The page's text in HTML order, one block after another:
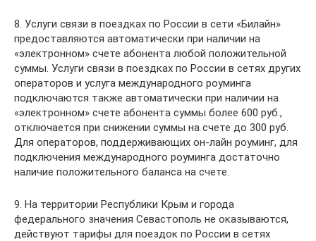
8. Услуги связи в поездках по России в сети «Билайн»
предоставляются автоматически при наличии на
«электронном» счете абонента любой положительной
суммы. Услуги связи в поездках по России в сетях других
операторов и услуга международного роуминга
подключаются также автоматически при наличии на
«электронном» счете абонента суммы более 600 руб.,
отключается при снижении суммы на счете до 300 руб.
Для операторов, поддерживающих он-лайн роуминг, для
подключения международного роуминга достаточно
наличие положительного баланса на счете.
9. На территории Республики Крым и города
федерального значения Севастополь не оказываются,
действуют тарифы для поездок по России в сетях